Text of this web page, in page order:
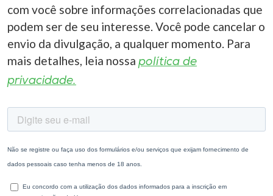
com você sobre informações correlacionadas que
podem ser de seu interesse. Você pode cancelar o
envio da divulgação, a qualquer momento. Para
mais detalhes, leia nossa política de
privacidade.